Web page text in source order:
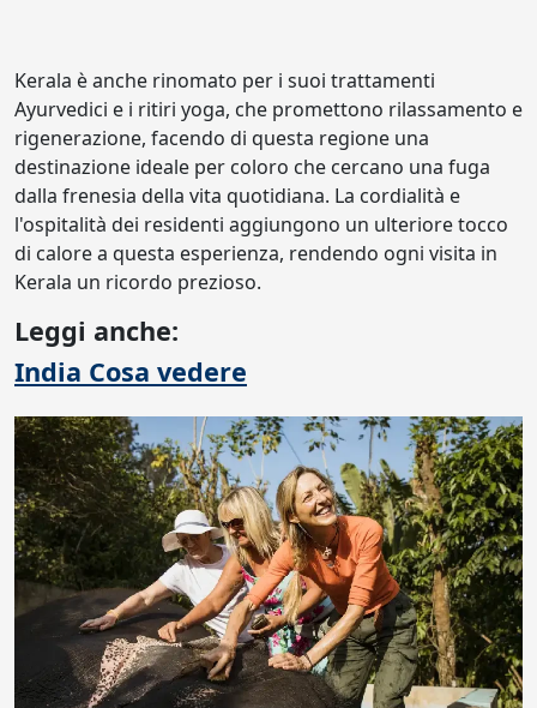
Kerala è anche rinomato per i suoi trattamenti
Ayurvedici e i ritiri yoga, che promettono rilassamento e
rigenerazione, facendo di questa regione una
destinazione ideale per coloro che cercano una fuga
dalla frenesia della vita quotidiana. La cordialità e
l'ospitalità dei residenti aggiungono un ulteriore tocco
di calore a questa esperienza, rendendo ogni visita in
Kerala un ricordo prezioso.
Leggi anche:
India Cosa vedere